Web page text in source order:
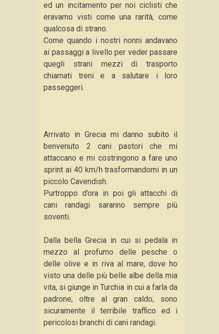
ed un incitamento per noi ciclisti che
eravamo visti come una rarità, come
qualcosa di strano.
Come quando i nostri nonni andavano
ai passaggi a livello per veder passare
quegli strani mezzi di trasporto
chiamati treni e a salutare i loro
passeggeri.
Arrivato in Grecia mi danno subito il
benvenuto 2 cani pastori che mi
attaccano e mi costringono a fare uno
sprint ai 40 km/h trasformandomi in un
piccolo Cavendish.
Purtroppo d’ora in poi gli attacchi di
cani randagi saranno sempre più
soventi.
Dalla bella Grecia in cui si pedala in
mezzo al profumo delle pesche o
delle olive e in riva al mare, dove ho
visto una delle più belle albe della mia
vita, si giunge in Turchia in cui a farla da
padrone, oltre al gran caldo, sono
sicuramente il terribile traffico ed i
pericolosi branchi di cani randagi.